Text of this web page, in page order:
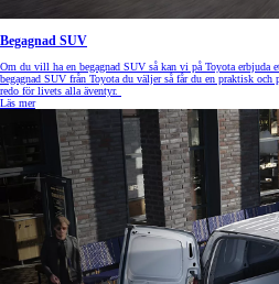
Begagnad SUV
Om du vill ha en begagnad SUV så kan vi på Toyota erbjuda
begagnad SUV från Toyota du väljer så får du en praktisk
redo för livets alla äventyr.
Läs mer